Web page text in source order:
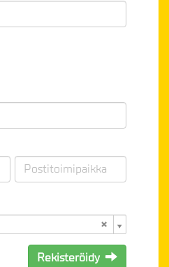
Rekisteröidy